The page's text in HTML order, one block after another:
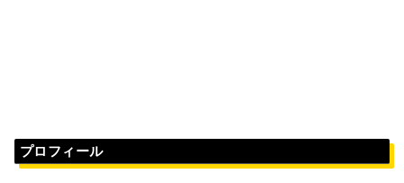
プロフィール